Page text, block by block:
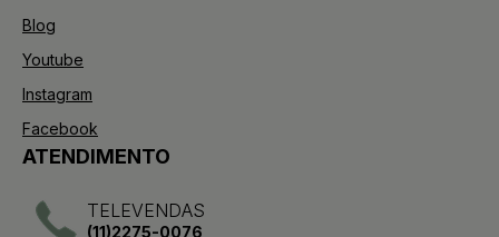
Blog
Youtube
Instagram
Facebook
ATENDIMENTO
TELEVENDAS
(11)2275-0076